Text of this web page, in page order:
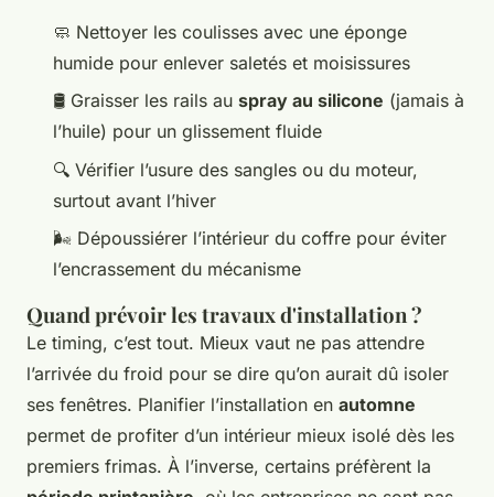
🧼 Nettoyer les coulisses avec une éponge
humide pour enlever saletés et moisissures
🛢️ Graisser les rails au spray au silicone (jamais à
l’huile) pour un glissement fluide
🔍 Vérifier l’usure des sangles ou du moteur,
surtout avant l’hiver
🌬️ Dépoussiérer l’intérieur du coffre pour éviter
l’encrassement du mécanisme
Quand prévoir les travaux d'installation ?
Le timing, c’est tout. Mieux vaut ne pas attendre
l’arrivée du froid pour se dire qu’on aurait dû isoler
ses fenêtres. Planifier l’installation en automne
permet de profiter d’un intérieur mieux isolé dès les
premiers frimas. À l’inverse, certains préfèrent la